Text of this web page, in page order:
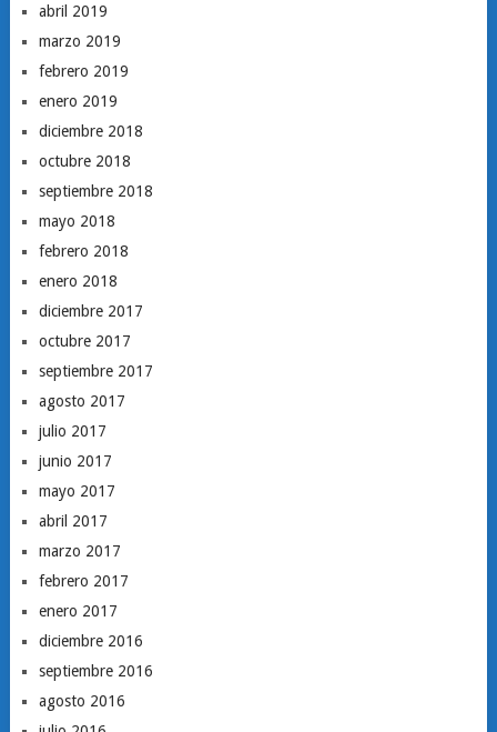
abril 2019
marzo 2019
febrero 2019
enero 2019
diciembre 2018
octubre 2018
septiembre 2018
mayo 2018
febrero 2018
enero 2018
diciembre 2017
octubre 2017
septiembre 2017
agosto 2017
julio 2017
junio 2017
mayo 2017
abril 2017
marzo 2017
febrero 2017
enero 2017
diciembre 2016
septiembre 2016
agosto 2016